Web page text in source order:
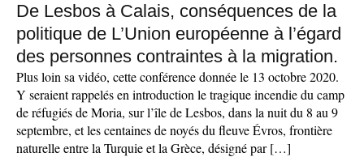
De Lesbos à Calais, conséquences de la
politique de L’Union européenne à l’égard
des personnes contraintes à la migration.
Plus loin sa vidéo, cette conférence donnée le 13 octobre 2020.
Y seraient rappelés en introduction le tragique incendie du camp
de réfugiés de Moria, sur l’île de Lesbos, dans la nuit du 8 au 9
septembre, et les centaines de noyés du fleuve Évros, frontière
naturelle entre la Turquie et la Grèce, désigné par […]